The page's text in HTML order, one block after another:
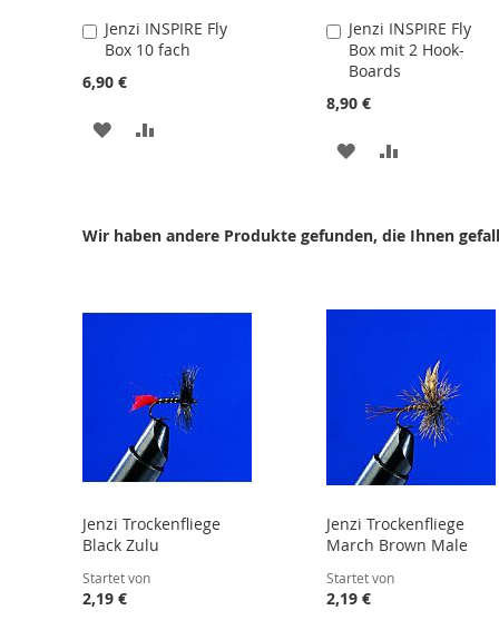
Jenzi INSPIRE Fly
Box 10 fach
6,90 €
In
den
ZUR
Jenzi INSPIRE Fly
Box mit 2 Hook-
Boards
8,90 €
In
den
Warenkorb
ZUR
HINZUFÜGENHINZUFÜGEN
Wir haben andere Produkte gefunden, die Ihnen
Jenzi Trockenfliege
Black Zulu
Startet von
2,19 €
Jenzi Trockenfliege
March Brown Male
Startet von
2,19 €